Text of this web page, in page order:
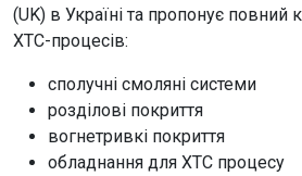
(UK) в Україні та пропонує
ХТС-процесів:
сполучні смоляні системи
розділові покриття
вогнетривкі покриття
обладнання для ХТС процесу